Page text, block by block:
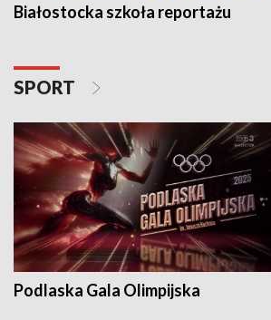
Białostocka szkoła reportażu
SPORT
Podlaska Gala Olimpijska